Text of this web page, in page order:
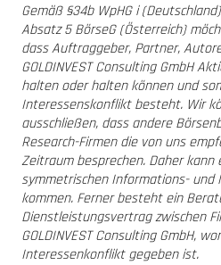
Gemäß §34b WpHG i
Absatz 5 BörseG (Österreich)
dass Auftraggeber, Partner,
GOLDINVEST Consulting GmbH
halten oder halten können und
Interessenskonflikt besteht. Wir
ausschließen, dass andere
Research-Firmen die von uns
Zeitraum besprechen. Daher
symmetrischen Informations- und
kommen. Ferner besteht ein
Dienstleistungsvertrag zwischen
GOLDINVEST Consulting GmbH,
Interessenkonflikt gegeben ist.